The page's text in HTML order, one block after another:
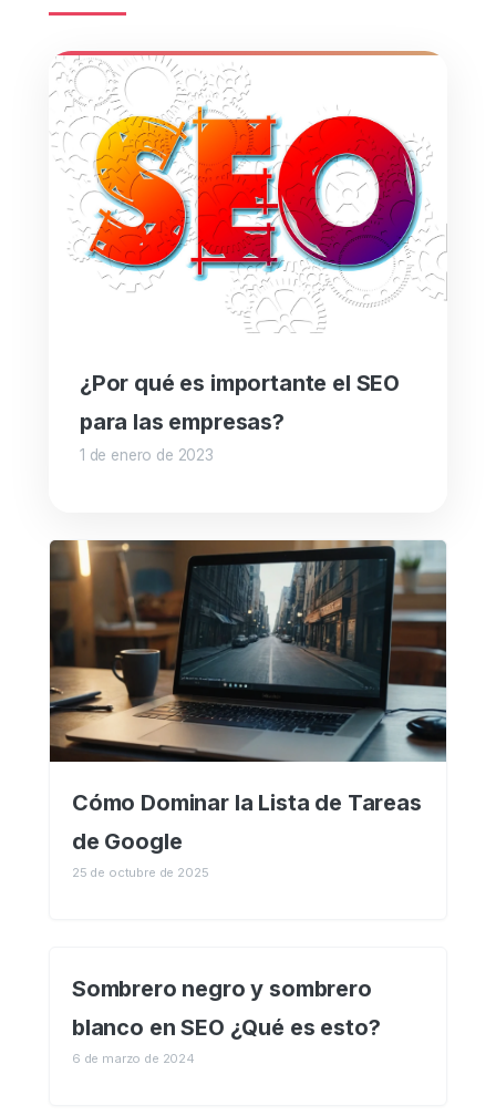
¿Por qué es importante el SEO
para las empresas?
1 de enero de 2023
Cómo Dominar la Lista de Tareas
de Google
25 de octubre de 2025
Sombrero negro y sombrero
blanco en SEO ¿Qué es esto?
6 de marzo de 2024